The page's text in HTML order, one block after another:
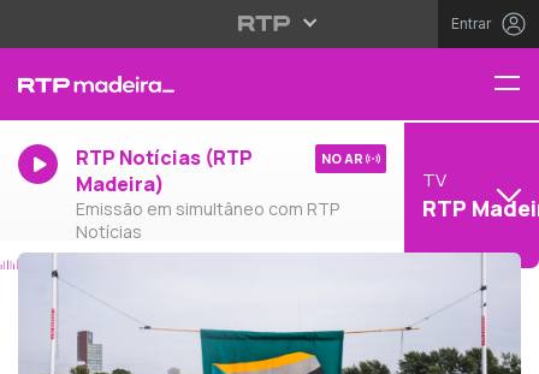
Entrar
RTP Notícias (RTP
Madeira)
Emissão em simultâneo com RTP
Notícias
NO AR
TV
RTP